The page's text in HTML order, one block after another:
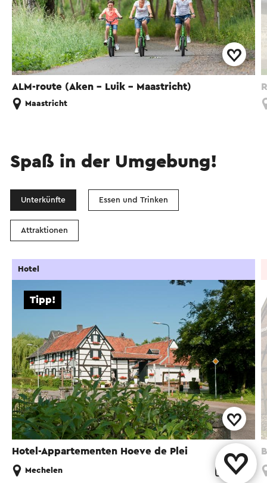
ALM-route (Aken - Luik - Maastricht)
Maastricht
Spaß in der Umgebung!
Unterkünfte Essen und Trinken
Attraktionen
Hotel-Appartementen Hoeve de Plei
Tipp!
Hotel
Mechelen